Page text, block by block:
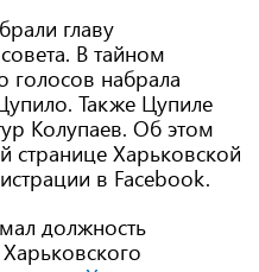
главу
В тайном
голосов набрала
Также Цупиле
Колупаев. Об этом
Харьковской
в Facebook.
должность
Харьковского